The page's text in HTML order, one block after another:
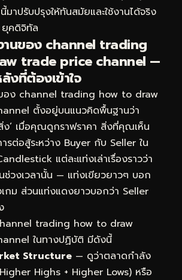
มาปรับปรุงให้ทันสมัยและใช้งานได้จริง
คดิจิทัล
านของ channel trading
trade price channel —
งที่ต้องเข้าใจ
อง channel trading how to draw
ตั้งอยู่บนแนวคิดพื้นฐานว่า
ง’ เมื่อคุณดูกราฟราคา สิ่งที่คุณเห็น
รต่อสู้ระหว่าง Buyer กับ Seller ใน
แต่ละแท่งเล่าเรื่องราวว่า
นช่วงเวลานั้น — แท่งเขียวยาวๆ บอก
กม ส่วนแท่งแดงยาวบอกว่า Seller
trading how to draw
ในทางปฏิบัติ มีดังนี้
Structure — ดูว่าตลาดกำลัง
Highs + Higher Lows) หรือ